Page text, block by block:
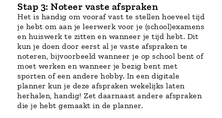
Stap 3: Noteer vaste afspraken
Het is handig om vooraf vast te stellen hoeveel tijd
je hebt om aan je leerwerk voor je (school)examens
en huiswerk te zitten en wanneer je tijd hebt. Dit
kun je doen door eerst al je vaste afspraken te
noteren, bijvoorbeeld wanneer je op school bent of
moet werken en wanneer je bezig bent met
sporten of een andere hobby. In een digitale
planner kun je deze afspraken wekelijks laten
herhalen, handig! Zet daarnaast andere afspraken
die je hebt gemaakt in de planner.